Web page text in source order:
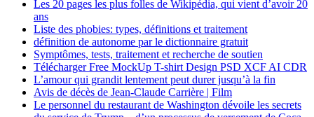
Les 20 pages les plus folles de Wikipédia, qui vient d’avoir 20
ans
Liste des phobies: types, définitions et traitement
définition de autonome par le dictionnaire gratuit
Symptômes, tests, traitement et recherche de soutien
Télécharger Free MockUp T-shirt Design PSD XCF AI CDR
L’amour qui grandit lentement peut durer jusqu’à la fin
Avis de décès de Jean-Claude Carrière | Film
Le personnel du restaurant de Washington dévoile les secrets